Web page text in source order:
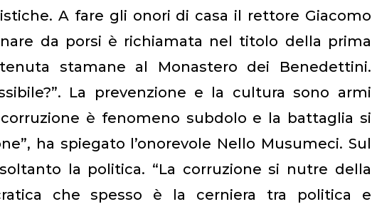
A fare gli onori di casa il rettore Giacomo
da porsi è richiamata nel titolo della prima
stamane al Monastero dei Benedettini.
La prevenzione e la cultura sono armi
è fenomeno subdolo e la battaglia si
ha spiegato l’onorevole Nello Musumeci. Sul
la politica. “La corruzione si nutre della
che spesso è la cerniera tra politica e